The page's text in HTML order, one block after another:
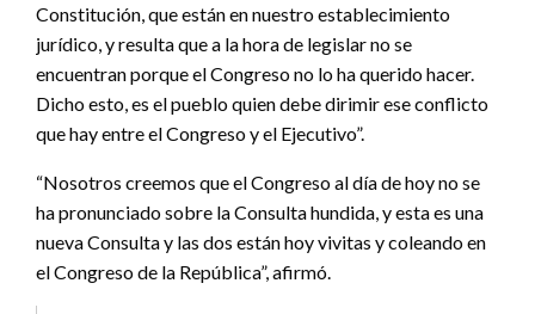
Constitución, que están en nuestro establecimiento
jurídico, y resulta que a la hora de legislar no se
encuentran porque el Congreso no lo ha querido hacer.
Dicho esto, es el pueblo quien debe dirimir ese conflicto
que hay entre el Congreso y el Ejecutivo”.
“Nosotros creemos que el Congreso al día de hoy no se
ha pronunciado sobre la Consulta hundida, y esta es una
nueva Consulta y las dos están hoy vivitas y coleando en
el Congreso de la República”, afirmó.